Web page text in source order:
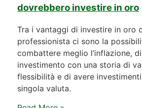
dovrebbero investire in oro
Tra i vantaggi di investire in oro
professionista ci sono la
combattere meglio l’inflazione,
investimento con una storia di
flessibilità e di avere
singola valuta.